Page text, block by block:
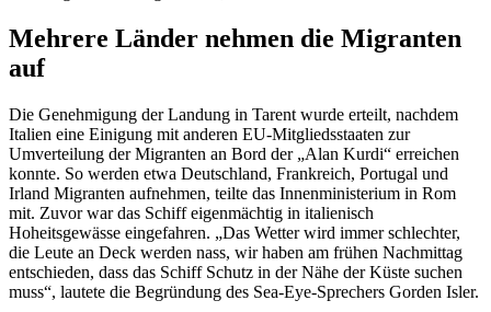
Mehrere Länder nehmen die Migranten
auf
Die Genehmigung der Landung in Tarent wurde erteilt, nachdem
Italien eine Einigung mit anderen EU-Mitgliedsstaaten zur
Umverteilung der Migranten an Bord der „Alan Kurdi“ erreichen
konnte. So werden etwa Deutschland, Frankreich, Portugal und
Irland Migranten aufnehmen, teilte das Innenministerium in Rom
mit. Zuvor war das Schiff eigenmächtig in italienisch
Hoheitsgewässe eingefahren. „Das Wetter wird immer schlechter,
die Leute an Deck werden nass, wir haben am frühen Nachmittag
entschieden, dass das Schiff Schutz in der Nähe der Küste suchen
muss“, lautete die Begründung des Sea-Eye-Sprechers Gorden Isler.